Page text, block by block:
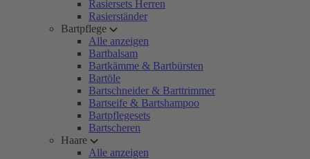
Rasiersets Herren
Rasierständer
Bartpflege
Alle anzeigen
Bartbalsam
Bartkämme & Bartbürsten
Bartöle
Bartschneider & Barttrimmer
Bartseife & Bartshampoo
Bartpflegesets
Bartscheren
Haare
Alle anzeigen